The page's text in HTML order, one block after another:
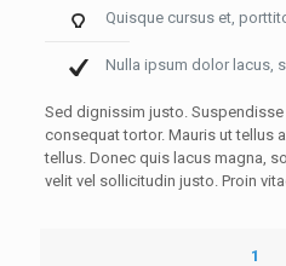
Quisque cursus et,
Nulla ipsum dolor lacus,
Sed dignissim justo.
consequat tortor. Mauris ut tellus
tellus. Donec quis lacus magna,
velit vel sollicitudin justo. Proin
1